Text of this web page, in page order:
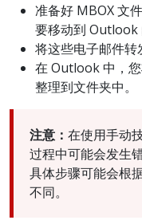
准备好 MBOX 文
要移动到 Outlook
将这些电子邮件转
在 Outlook 中，
整理到文件夹中。
注意： 在使用手动
过程中可能会发生
具体步骤可能会根
不同。